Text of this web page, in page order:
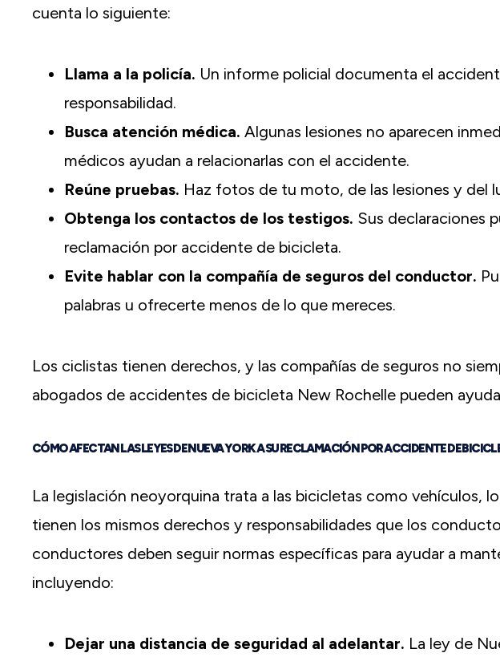
cuenta lo siguiente:
Llama a la policía. Un informe policial documenta el
responsabilidad.
Busca atención médica. Algunas lesiones no aparecen
médicos ayudan a relacionarlas con el accidente.
Reúne pruebas. Haz fotos de tu moto, de las lesiones y del
Obtenga los contactos de los testigos. Sus declaraciones
reclamación por accidente de bicicleta.
Evite hablar con la compañía de seguros del conductor.
palabras u ofrecerte menos de lo que mereces.
Los ciclistas tienen derechos, y las compañías de seguros no
abogados de accidentes de bicicleta New Rochelle pueden
CÓMO AFECTAN LAS LEYES DE NUEVA YORK A SU RECLAMACIÓN POR ACCIDENTE DE
La legislación neoyorquina trata a las bicicletas como vehículos,
tienen los mismos derechos y responsabilidades que los
conductores deben seguir normas específicas para ayudar a
incluyendo:
Dejar una distancia de seguridad al adelantar. La ley de